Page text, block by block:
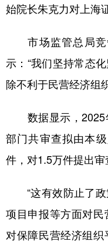
始院长朱克力对上海
市场监管总局竞
示：“我们坚持常态
除不利于民营经济组
数据显示，2025
部门共审查拟由本
件，对1.5万件提出审
“这有效防止了政
项目申报等方面对民
对保障民营经济组